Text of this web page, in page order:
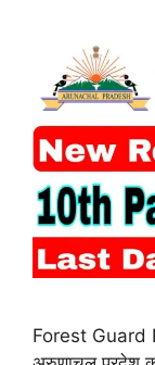
Forest Guard